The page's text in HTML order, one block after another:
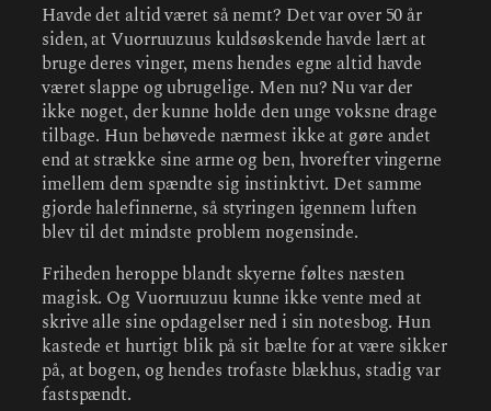
Havde det altid været så nemt? Det var over 50 år
siden, at Vuorruuzuus kuldsøskende havde lært at
bruge deres vinger, mens hendes egne altid havde
været slappe og ubrugelige. Men nu? Nu var der
ikke noget, der kunne holde den unge voksne drage
tilbage. Hun behøvede nærmest ikke at gøre andet
end at strække sine arme og ben, hvorefter vingerne
imellem dem spændte sig instinktivt. Det samme
gjorde halefinnerne, så styringen igennem luften
blev til det mindste problem nogensinde.
Friheden heroppe blandt skyerne føltes næsten
magisk. Og Vuorruuzuu kunne ikke vente med at
skrive alle sine opdagelser ned i sin notesbog. Hun
kastede et hurtigt blik på sit bælte for at være sikker
på, at bogen, og hendes trofaste blækhus, stadig var
fastspændt.